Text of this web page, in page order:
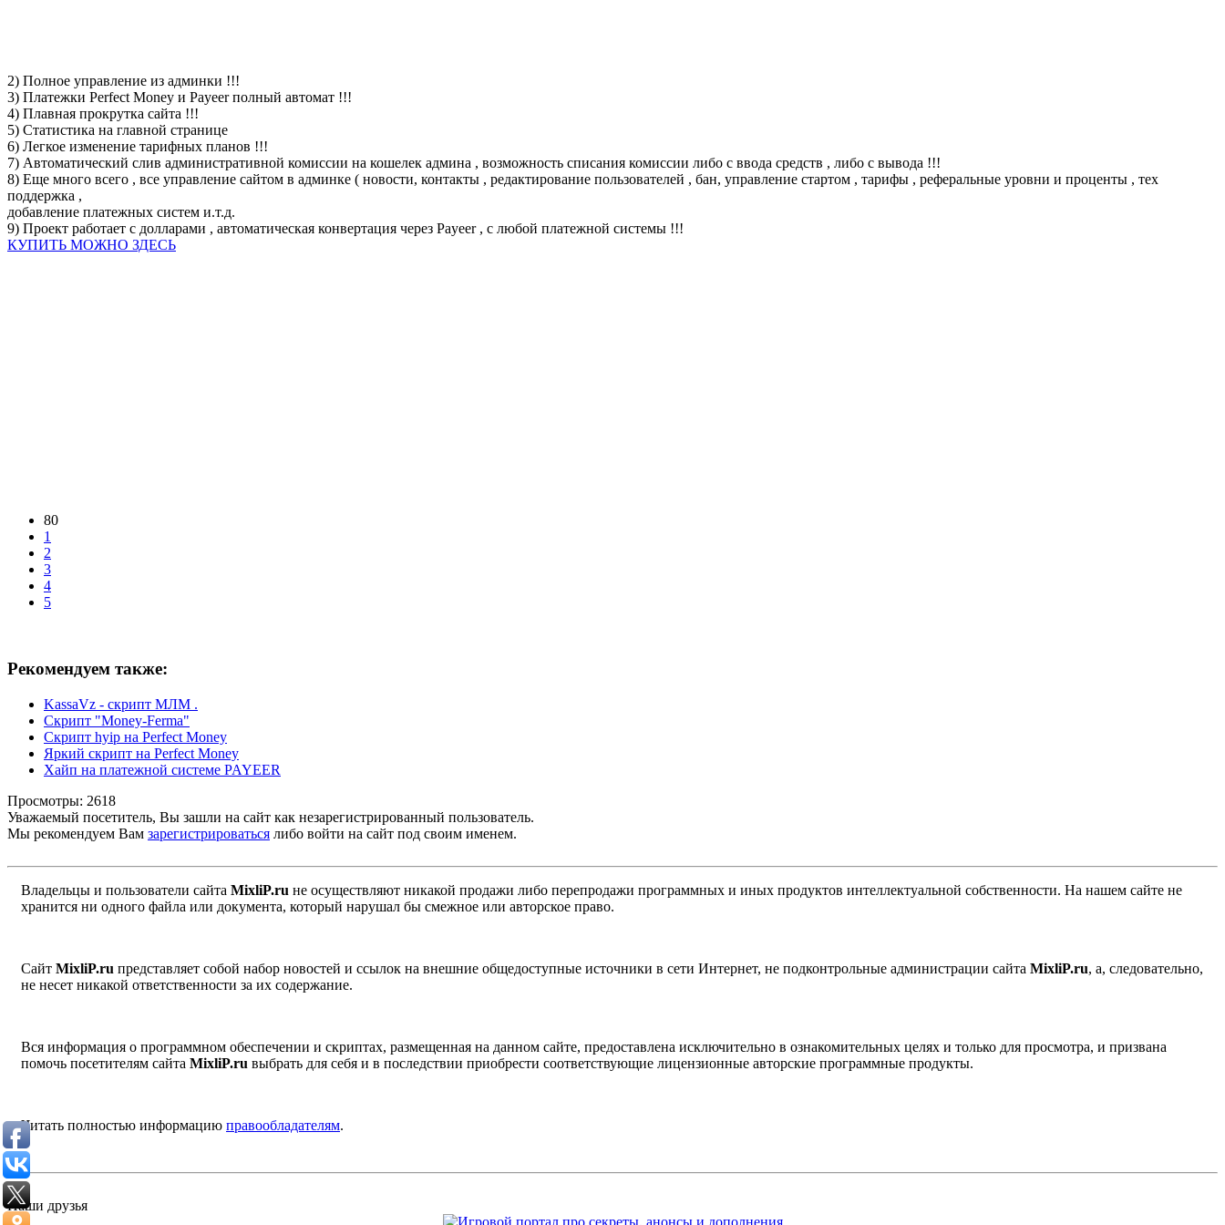
2) Полное управление из админки !!!
3) Платежки Perfect Money и Payeer полный автомат !!!
4) Плавная прокрутка сайта !!!
5) Статистика на главной странице
6) Легкое изменение тарифных планов !!!
7) Автоматический слив административной комиссии на кошелек админа , возможность списания комиссии либо с ввода средств , либо с вывода !!!
8) Еще много всего , все управление сайтом в админке ( новости, контакты , редактирование пользователей , бан, управление стартом , тарифы , реферальные уровни и проценты , тех
поддержка ,
добавление платежных систем и.т.д.
9) Проект работает с долларами , автоматическая конвертация через Payeer , с любой платежной системы !!!
КУПИТЬ МОЖНО ЗДЕСЬ
80
1
2
3
4
5
Рекомендуем также:
KassaVz - скрипт МЛМ .
Cкрипт "Money-Ferma"
Скрипт hyip на Perfect Money
Яркий скрипт на Perfect Money
Хайп на платежной системе PAYEER
Просмотры: 2618
Уважаемый посетитель, Вы зашли на сайт как незарегистрированный пользователь.
Мы рекомендуем Вам зарегистрироваться либо войти на сайт под своим именем.
Владельцы и пользователи сайта MixliP.ru не осуществляют никакой продажи либо перепродажи программных и иных продуктов интеллектуальной собственности. На нашем сайте не
хранится ни одного файла или документа, который нарушал бы смежное или авторское право.
Сайт MixliP.ru представляет собой набор новостей и ссылок на внешние общедоступные источники в сети Интернет, не подконтрольные администрации сайта MixliP.ru, а, следовательно,
не несет никакой ответственности за их содержание.
Вся информация о программном обеспечении и скриптах, размещенная на данном сайте, предоставлена исключительно в ознакомительных целях и только для просмотра, и призвана
помочь посетителям сайта MixliP.ru выбрать для себя и в последствии приобрести соответствующие лицензионные авторские программные продукты.
Читать полностью информацию правообладателям.
Наши друзья